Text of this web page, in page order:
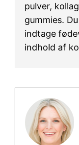
pulver,
gummies.
indtage
indhold af